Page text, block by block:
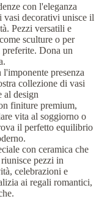
con l'eleganza
vasi decorativi unisce il
Pezzi versatili e
sculture o per
Dona un
presenza
collezione di vasi
al design
finiture premium,
vita al soggiorno o
il perfetto equilibrio
con ceramica che
pezzi in
celebrazioni e
ai regali romantici,